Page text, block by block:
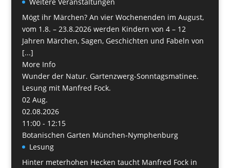
Mögt ihr Märchen? An vier Wochenenden im August,
vom 1.8. – 23.8.2026 werden Kindern von 4 – 12
Jahren Märchen, Sagen, Geschichten und Fabeln von
[...]
More Info
Wunder der Natur. Gartenzwerg-Sonntagsmatinee.
Lesung mit Manfred Fock.
02 Aug.
02.08.2026
11:00 - 12:15
Botanischen Garten München-Nymphenburg
Lesung
Hinter meterhohen Hecken taucht Manfred Fock in